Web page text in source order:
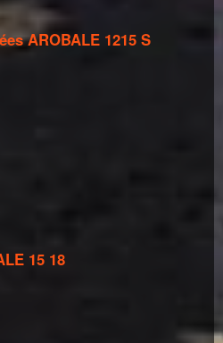
AROBALE 1215 S
15 18